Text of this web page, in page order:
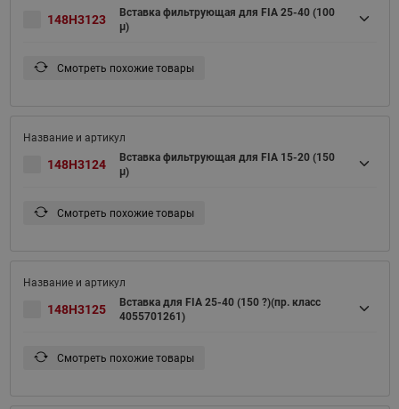
148H3123
Вставка фильтрующая для FIA 25-40 (100
μ)
Смотреть похожие товары
148H3124
Вставка фильтрующая для FIA 15-20 (150
μ)
Смотреть похожие товары
148H3125
Вставка для FIA 25-40 (150 ?)(пр. класс
4055701261)
Смотреть похожие товары